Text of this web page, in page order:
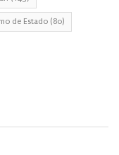
de Estado (80)